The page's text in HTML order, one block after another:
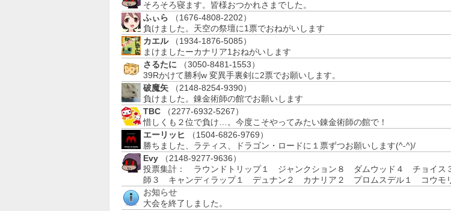
そろそろ寝ます。皆様おつかれさまでした。
ふぃら
（1676-4808-2202）
負けました。天空の祭壇に1票でおねがいします
カエル
（1934-1876-5085）
まけましたーカナリア1おねがいします
さるたに
（3050-8481-1553）
39Rかけて勝利w 変異手裏剣に2票でお願いします。
破魔矢
（2148-8254-9390）
負けました。錬金術師の館でお願いします
TBC
（2277-6932-5267）
惜しくも２位で負け…。今度こそやってみたい錬金術師の館で！
エーリッヒ
（1504-6826-9769）
勝ちました、ラティス、ドラゴン・ロードに１票ずつお願いします(^-^)/
Evy
（2148-9277-9636）
投票集計： ラウンドトリップ１ ジャンクション８ ダムウッド４ チョイ
師３ キャンディラップ１ デュナン２ カナリア２ プロムスデル１ コウモ
お知らせ
大会を終了しました。